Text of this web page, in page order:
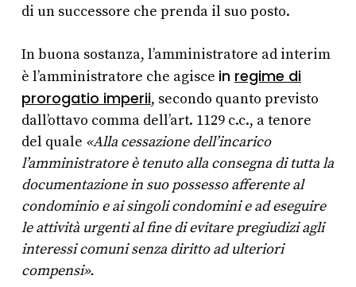
di un successore che prenda il suo posto.
In buona sostanza, l’amministratore ad interim
è l’amministratore che agisce in regime di
prorogatio imperii, secondo quanto previsto
dall’ottavo comma dell’art. 1129 c.c., a tenore
del quale «Alla cessazione dell’incarico
l’amministratore è tenuto alla consegna di tutta la
documentazione in suo possesso afferente al
condominio e ai singoli condomini e ad eseguire
le attività urgenti al fine di evitare pregiudizi agli
interessi comuni senza diritto ad ulteriori
compensi».